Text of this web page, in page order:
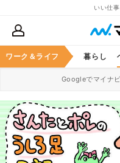
いい仕
ワーク＆ライフ
ススキル マネー 暮らし
Googleでマイナ